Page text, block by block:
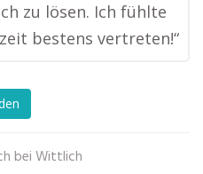
zu lösen. Ich fühlte
bestens vertreten!“
bei Wittlich